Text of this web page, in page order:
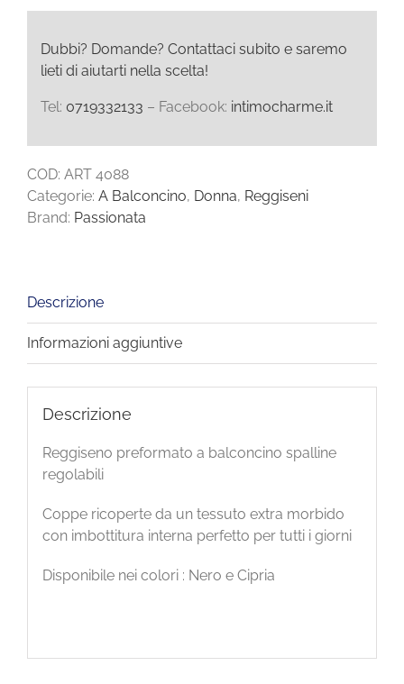
Regolabili
quantità
Dubbi? Domande? Contattaci subito e saremo
lieti di aiutarti nella scelta!
Tel: 0719332133 – Facebook: intimocharme.it
COD: ART 4088
Categorie: A Balconcino, Donna, Reggiseni
Brand: Passionata
Descrizione
Informazioni aggiuntive
Descrizione
Reggiseno preformato a balconcino spalline
regolabili
Coppe ricoperte da un tessuto extra morbido
con imbottitura interna perfetto per tutti i giorni
Disponibile nei colori : Nero e Cipria